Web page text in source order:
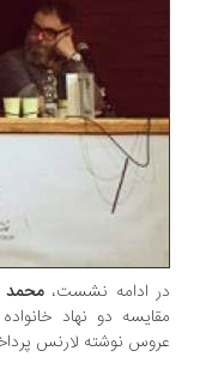
ادامه‌ نشست،محمد مالجو
دو نهاد خانواده و
نوشته لارنس پرداخت.